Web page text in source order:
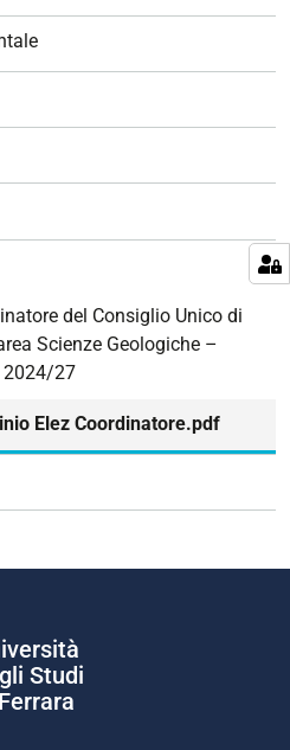
del Consiglio Unico di
Scienze Geologiche –
2024/27
Elez Coordinatore.pdf
Studi